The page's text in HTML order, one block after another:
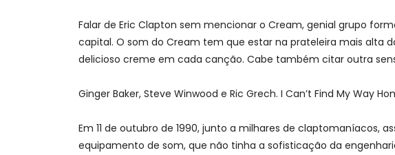
Falar de Eric Clapton sem mencionar o Cream, genial grupo
capital. O som do Cream tem que estar na prateleira mais alta
delicioso creme em cada canção. Cabe também citar outra
Ginger Baker, Steve Winwood e Ric Grech. I Can’t Find My Way
Em 11 de outubro de 1990, junto a milhares de claptomaníacos,
equipamento de som, que não tinha a sofisticação da